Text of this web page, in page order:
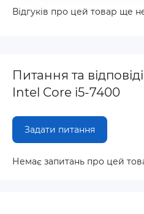
Відгуків про цей товар ще
Питання та
Intel Core i5-7400
Задати питання
Немає запитань про цей